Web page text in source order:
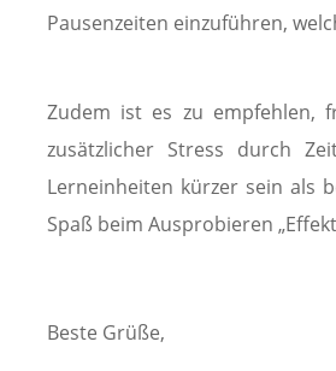
Pausenzeiten einzuführen,
Zudem ist es zu empfehlen,
zusätzlicher Stress durch
Lerneinheiten kürzer sein als
Spaß beim Ausprobieren
Beste Grüße,